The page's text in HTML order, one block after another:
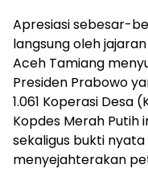
​Apresiasi sebesar-
langsung oleh
Aceh Tamiang
Presiden Prabowo
1.061 Koperasi Desa
Kopdes Merah Putih
sekaligus bukti
menyejahterakan